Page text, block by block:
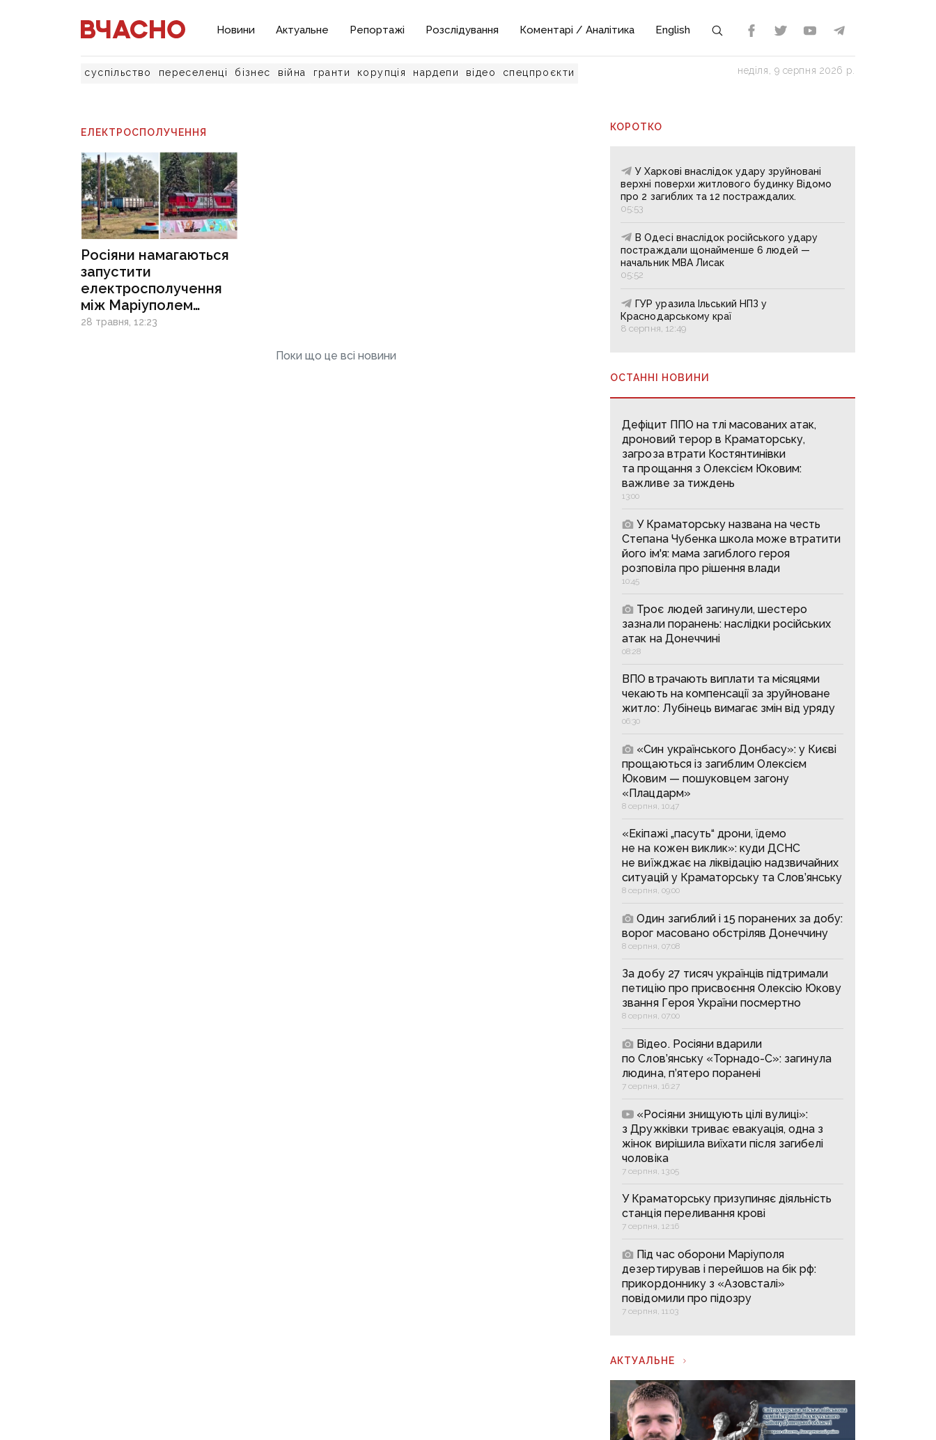
Новини Актуальне Репортажі Розслідування Коментарі / Аналітика English
суспільство переселенці бізнес війна гранти корупція нардепи відео спецпроєкти неділя, 9 серпня 2026 р.
ЕЛЕКТРОСПОЛУЧЕННЯ
Росіяни намагаються
запустити
електросполучення
між Маріуполем
та Волновахою
28 травня, 12:23
Поки що це всі новини
КОРОТКО
У Харкові внаслідок удару зруйновані
верхні поверхи житлового будинку Відомо
про 2 загиблих та 12 постраждалих.
05:53
В Одесі внаслідок російського удару
постраждали щонайменше 6 людей —
начальник МВА Лисак
05:52
ГУР уразила Ільський НПЗ у
Краснодарському краї
8 серпня, 12:49
ОСТАННІ НОВИНИ
Дефіцит ППО на тлі масованих атак,
дроновий терор в Краматорську,
загроза втрати Костянтинівки
та прощання з Олексієм Юковим:
важливе за тиждень
13:00
У Краматорську названа на честь
Степана Чубенка школа може втратити
його ім'я: мама загиблого героя
розповіла про рішення влади
10:45
Троє людей загинули, шестеро
зазнали поранень: наслідки російських
атак на Донеччині
08:28
ВПО втрачають виплати та місяцями
чекають на компенсації за зруйноване
житло: Лубінець вимагає змін від уряду
06:30
«Син українського Донбасу»: у Києві
прощаються із загиблим Олексієм
Юковим — пошуковцем загону
«Плацдарм»
8 серпня, 10:47
«Екіпажі „пасуть“ дрони, їдемо
не на кожен виклик»: куди ДСНС
не виїжджає на ліквідацію надзвичайних
ситуацій у Краматорську та Слов’янську
8 серпня, 09:00
Один загиблий і 15 поранених за добу:
ворог масовано обстріляв Донеччину
8 серпня, 07:08
За добу 27 тисяч українців підтримали
петицію про присвоєння Олексію Юкову
звання Героя України посмертно
8 серпня, 07:00
Відео. Росіяни вдарили
по Слов’янську «Торнадо-С»: загинула
людина, п’ятеро поранені
7 серпня, 16:27
«Росіяни знищують цілі вулиці»:
з Дружківки триває евакуація, одна з
жінок вирішила виїхати після загибелі
чоловіка
7 серпня, 13:05
У Краматорську призупиняє діяльність
станція переливання крові
7 серпня, 12:16
Під час оборони Маріуполя
дезертирував і перейшов на бік рф:
прикордоннику з «Азовсталі»
повідомили про підозру
7 серпня, 11:03
АКТУАЛЬНЕ